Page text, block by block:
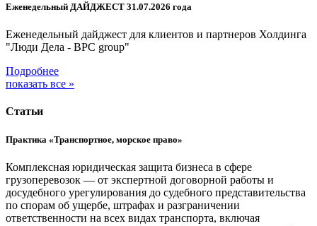
Еженедельный ДАЙДЖЕСТ 31.07.2026 года
Еженедельный дайджест для клиентов и партнеров Холдинга
"Люди Дела - BPC group"
Подробнее
показать все »
Статьи
Практика «Транспортное, морское право»
Комплексная юридическая защита бизнеса в сфере
грузоперевозок — от экспертной договорной работы и
досудебного урегулирования до судебного представительства
по спорам об ущербе, штрафах и разграничении
ответственности на всех видах транспорта, включая